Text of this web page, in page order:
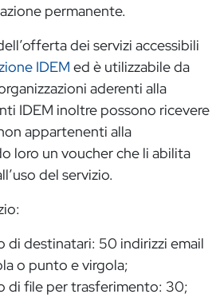
permanente.
dei servizi accessibili
IDEM ed è utilizzabile da
aderenti alla
IDEM inoltre possono ricevere
appartenenti alla
loro un voucher che li abilita
del servizio.
di destinatari: 50 indirizzi email
o punto e virgola;
di file per trasferimento: 30;